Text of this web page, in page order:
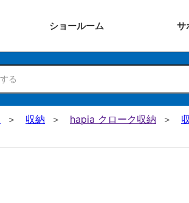
ショールーム サ
収納 hapia クローク収納